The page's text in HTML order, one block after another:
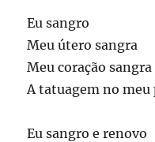
Eu sangro
Meu útero sangra
Meu coração sangra
A tatuagem no meu
Eu sangro e renovo